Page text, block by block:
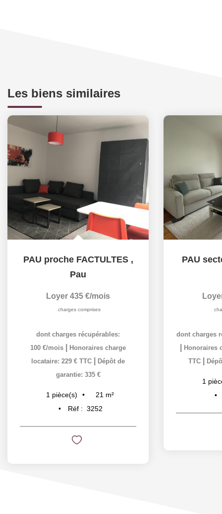
Les biens similaires
PAU proche FACTULTES ,
Pau
Loyer 435 €/mois
charges comprises
dont charges récupérables:
100 €/mois
Honoraires charge
locataire: 229 € TTC
Dépôt de
garantie: 335 €
1 pièce(s) 21 m²
Réf : 3252
PAU
dont charges
Honoraires
TTC
1